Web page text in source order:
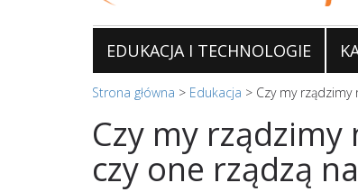
EDUKACJA I TECHNOLOGIE
Strona główna > Edukacja > Czy my
Czy my
czy one rządzą